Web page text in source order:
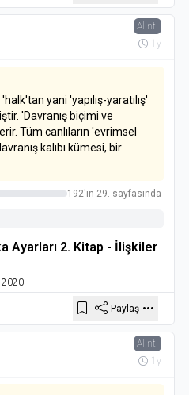
Alıntı
1y
yani 'yapılış-yaratılış'
'Davranış biçimi ve
Tüm canlıların 'evrimsel
kalıbı kümesi, bir
192'in 29. sayfasında
Ayarları 2. Kitap - İlişkiler
2020
Paylaş
Alıntı
1y